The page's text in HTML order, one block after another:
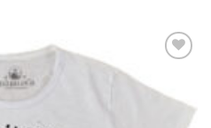
alla lista
dei